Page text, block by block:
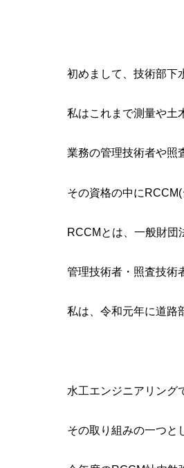
初めまして、技術部下
私はこれまで測量や土
業務の管理技術者や照
その資格の中に
RCCMとは、一般財団
管理技術者・照査技術
私は、令和元年に道路
水工エンジニアリング
その取り組みの一つと